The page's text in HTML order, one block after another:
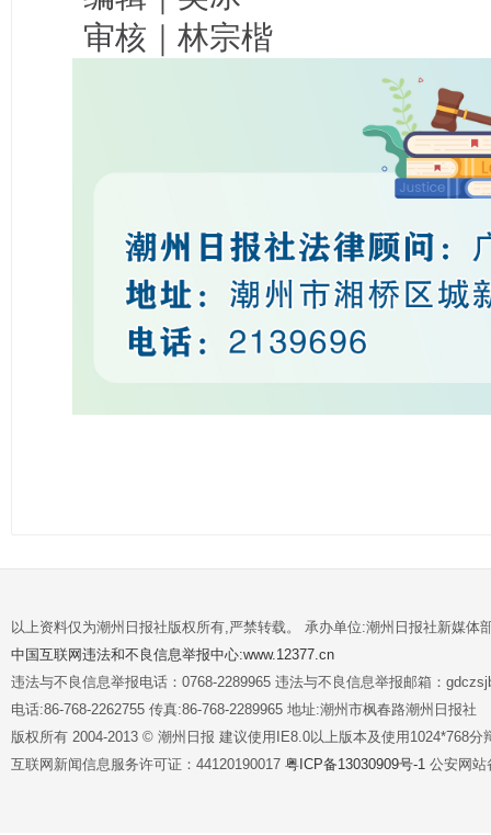
审核｜林宗楷
以上资料仅为潮州日报社版权所有,严禁转载。 承办单位:潮州日报社新媒体
中国互联网违法和不良信息举报中心:www.12377.cn
违法与不良信息举报电话：0768-2289965 违法与不良信息举报邮箱：
电话:86-768-2262755 传真:86-768-2289965 地址:潮州市枫春路潮州日报社
版权所有 2004-2013 © 潮州日报 建议使用IE8.0以上版本及使用1024*768分
互联网新闻信息服务许可证：44120190017 粤ICP备13030909号-1 公安网站